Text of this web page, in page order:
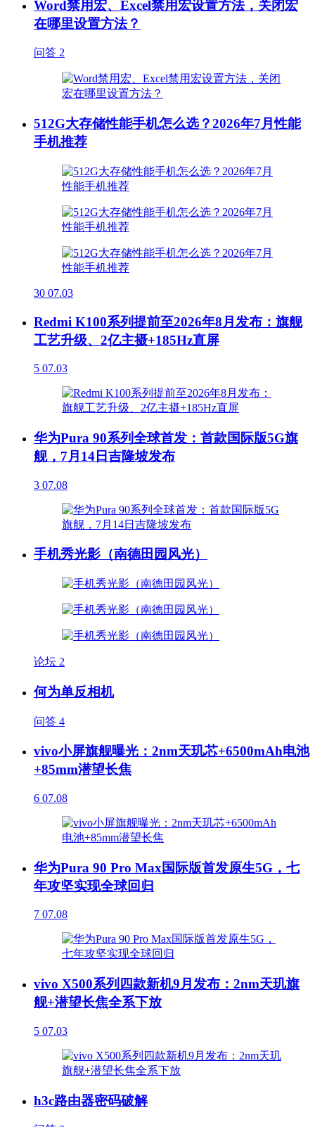
Word禁用宏、Excel禁用宏设置方法，关闭宏
在哪里设置方法？
问答 2
512G大存储性能手机怎么选？2026年7月性能
手机推荐
30 07.03
Redmi K100系列提前至2026年8月发布：旗舰
工艺升级、2亿主摄+185Hz直屏
5 07.03
华为Pura 90系列全球首发：首款国际版5G旗
舰，7月14日吉隆坡发布
3 07.08
手机秀光影（南德田园风光）
论坛 2
何为单反相机
问答 4
vivo小屏旗舰曝光：2nm天玑芯+6500mAh电池
+85mm潜望长焦
6 07.08
华为Pura 90 Pro Max国际版首发原生5G，七
年攻坚实现全球回归
7 07.08
vivo X500系列四款新机9月发布：2nm天玑旗
舰+潜望长焦全系下放
5 07.03
h3c路由器密码破解